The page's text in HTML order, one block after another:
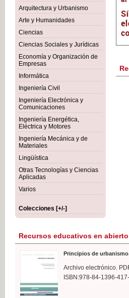
Arquitectura y Urbanismo
Arte y Humanidades
Ciencias
Ciencias Sociales y Jurídicas
Economía y Organización de
Empresas
Informática
Ingeniería Civil
Ingeniería Electrónica y
Comunicaciones
Ingeniería Energética,
Eléctrica y Motores
Ingeniería Mecánica y de
Materiales
Lingüística
Otras Tecnologías y Ciencias
Aplicadas
Varios
Colecciones [+/-]
Recursos educativos en abierto
Principios de
Archivo electrónico.
ISBN:978-84-1396-